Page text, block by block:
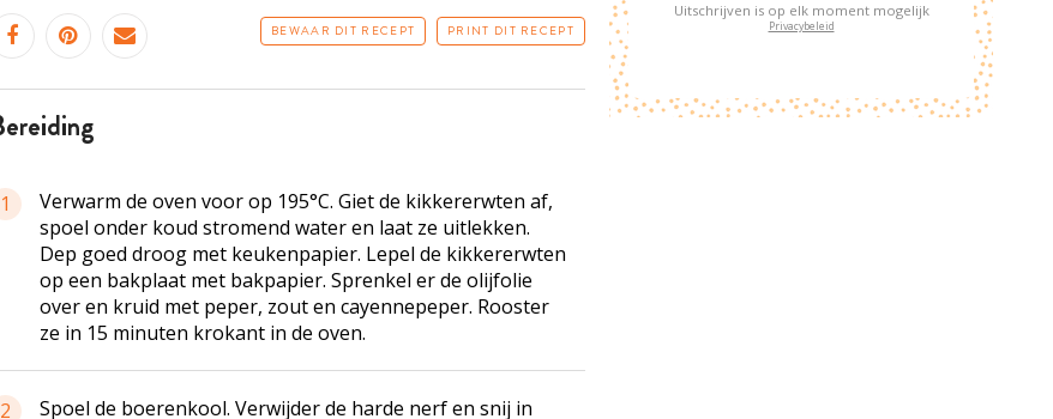
BEWAAR DIT RECEPT PRINT DIT RECEPT
bereiding
1
Verwarm de oven voor op 195°C. Giet de kikkererwten af,
spoel onder koud stromend water en laat ze uitlekken.
Dep goed droog met keukenpapier. Lepel de kikkererwten
op een bakplaat met bakpapier. Sprenkel er de olijfolie
over en kruid met peper, zout en cayennepeper. Rooster
ze in 15 minuten krokant in de oven.
2
Spoel de boerenkool. Verwijder de harde nerf en snij in
Uitschrijven is op elk moment mogelijk
Privacybeleid